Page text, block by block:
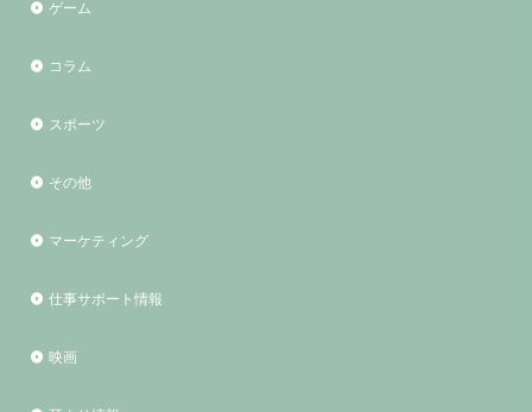
ゲーム
コラム
スポーツ
その他
マーケティング
仕事サポート情報
映画